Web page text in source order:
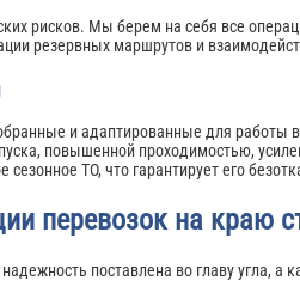
рисков. Мы берем на себя все
резервных маршрутов и
и адаптированные для работы
повышенной проходимостью,
ТО, что гарантирует его
перевозок на краю
поставлена во главу угла,